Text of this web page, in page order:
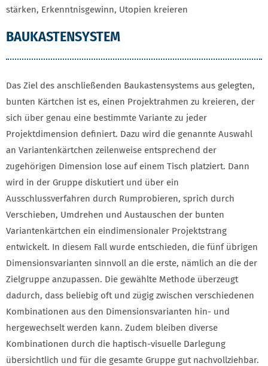
stärken, Erkenntnisgewinn, Utopien kreieren
BAUKASTENSYSTEM
Das Ziel des anschließenden Baukastensystems aus gelegten,
bunten Kärtchen ist es, einen Projektrahmen zu kreieren, der
sich über genau eine bestimmte Variante zu jeder
Projektdimension definiert. Dazu wird die genannte Auswahl
an Variantenkärtchen zeilenweise entsprechend der
zugehörigen Dimension lose auf einem Tisch platziert. Dann
wird in der Gruppe diskutiert und über ein
Ausschlussverfahren durch Rumprobieren, sprich durch
Verschieben, Umdrehen und Austauschen der bunten
Variantenkärtchen ein eindimensionaler Projektstrang
entwickelt. In diesem Fall wurde entschieden, die fünf übrigen
Dimensionsvarianten sinnvoll an die erste, nämlich an die der
Zielgruppe anzupassen. Die gewählte Methode überzeugt
dadurch, dass beliebig oft und zügig zwischen verschiedenen
Kombinationen aus den Dimensionsvarianten hin- und
hergewechselt werden kann. Zudem bleiben diverse
Kombinationen durch die haptisch-visuelle Darlegung
übersichtlich und für die gesamte Gruppe gut nachvollziehbar.